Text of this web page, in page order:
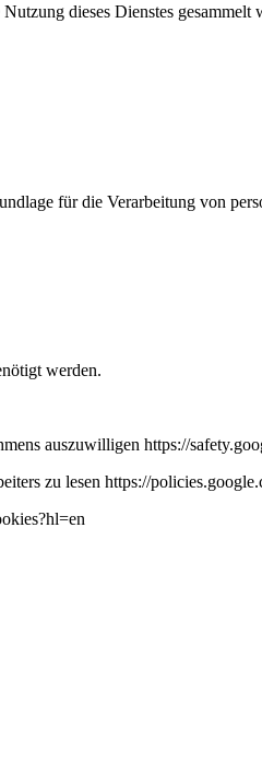
dieses Dienstes gesammelt
für die Verarbeitung von
werden.
auszuwilligen https://
zu lesen https://